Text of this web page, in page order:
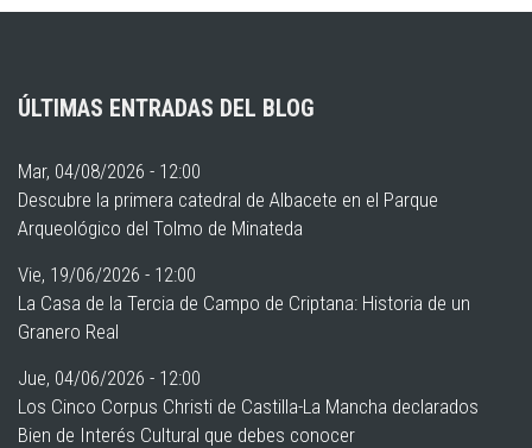
ÚLTIMAS ENTRADAS DEL BLOG
Mar, 04/08/2026 - 12:00
Descubre la primera catedral de Albacete en el Parque
Arqueológico del Tolmo de Minateda
Vie, 19/06/2026 - 12:00
La Casa de la Tercia de Campo de Criptana: Historia de un
Granero Real
Jue, 04/06/2026 - 12:00
Los Cinco Corpus Christi de Castilla-La Mancha declarados
Bien de Interés Cultural que debes conocer